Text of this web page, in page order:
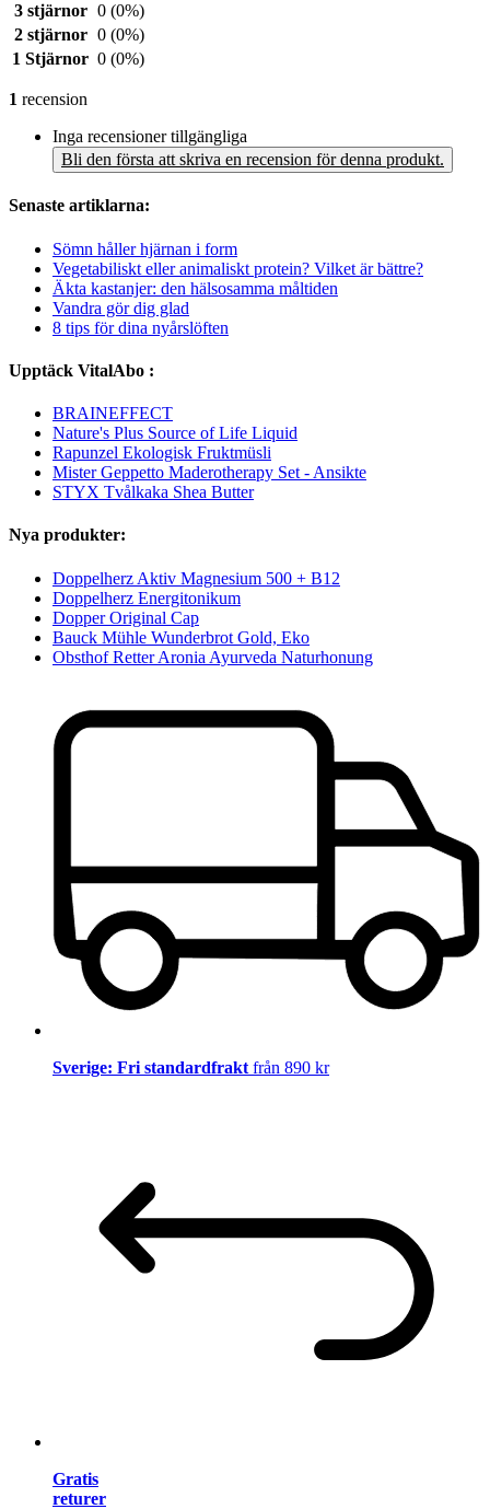
3 stjärnor 0 (0%)
2 stjärnor 0 (0%)
1 Stjärnor 0 (0%)
1 recension
Inga recensioner tillgängliga
Bli den första att skriva en recension för denna produkt.
Senaste artiklarna:
Sömn håller hjärnan i form
Vegetabiliskt eller animaliskt protein? Vilket är bättre?
Äkta kastanjer: den hälsosamma måltiden
Vandra gör dig glad
8 tips för dina nyårslöften
Upptäck VitalAbo :
BRAINEFFECT
Nature's Plus Source of Life Liquid
Rapunzel Ekologisk Fruktmüsli
Mister Geppetto Maderotherapy Set - Ansikte
STYX Tvålkaka Shea Butter
Nya produkter:
Doppelherz Aktiv Magnesium 500 + B12
Doppelherz Energitonikum
Dopper Original Cap
Bauck Mühle Wunderbrot Gold, Eko
Obsthof Retter Aronia Ayurveda Naturhonung
Sverige: Fri standardfrakt från 890 kr
Gratis
returer